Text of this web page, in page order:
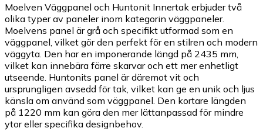
Moelven Väggpanel och Huntonit Innertak erbjuder två
olika typer av paneler inom kategorin väggpaneler.
Moelvens panel är grå och specifikt utformad som en
väggpanel, vilket gör den perfekt för en stilren och modern
väggyta. Den har en imponerande längd på 2435 mm,
vilket kan innebära färre skarvar och ett mer enhetligt
utseende. Huntonits panel är däremot vit och
ursprungligen avsedd för tak, vilket kan ge en unik och ljus
känsla om använd som väggpanel. Den kortare längden
på 1220 mm kan göra den mer lättanpassad för mindre
ytor eller specifika designbehov.